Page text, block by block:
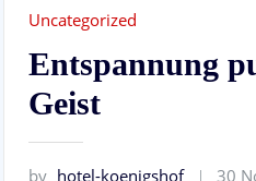
Uncategorized
Entspannung
Geist
by hotel-koenigshof 30